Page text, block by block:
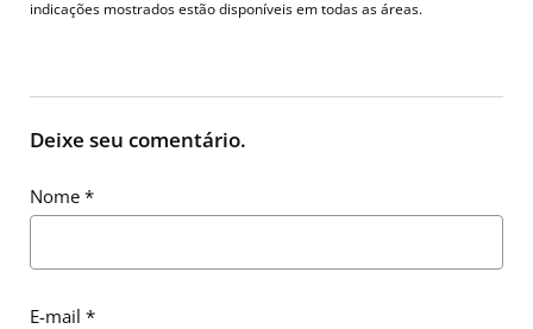
indicações mostrados estão disponíveis em todas as áreas.
Deixe seu comentário.
Nome *
E-mail *